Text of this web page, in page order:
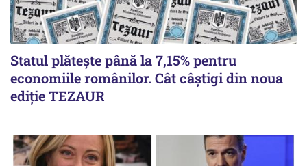
Statul plătește până la 7,15% pentru
economiile românilor. Cât câștigi din noua
ediție TEZAUR